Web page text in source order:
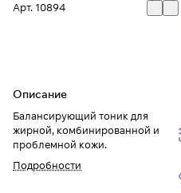
Арт. 10894
Описание
Балансирующий тоник для
жирной, комбинированной и
проблемной кожи.
Подробности